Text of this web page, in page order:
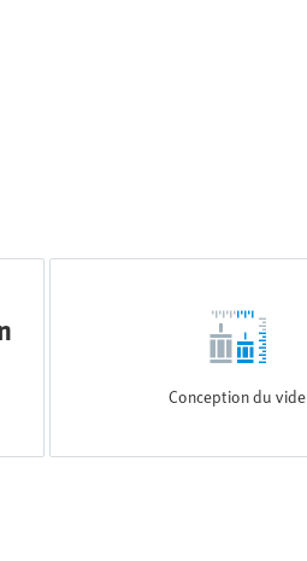
Conception du vide